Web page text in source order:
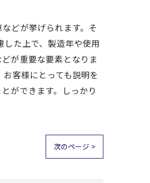
どが挙げられます。そ
た上で、製造年や使用
が重要な要素となりま
客様にとっても説明を
ができます。しっかり
次のページ >